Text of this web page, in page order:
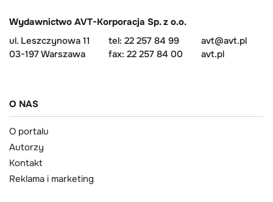
Wydawnictwo AVT-Korporacja Sp. z o.o.
ul. Leszczynowa 11
03-197 Warszawa
tel: 22 257 84 99
fax: 22 257 84 00
avt@avt.pl
avt.pl
O NAS
O portalu
Autorzy
Kontakt
Reklama i marketing